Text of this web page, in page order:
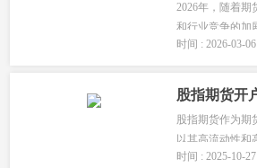
2026年，随着期
和行业竞争的加
再次迎来洗牌。
风控水平和综合
时间 : 2026-03-06
股指期货作为期
以其高流动性和
资者，但其开户
时间 : 2025-10-27